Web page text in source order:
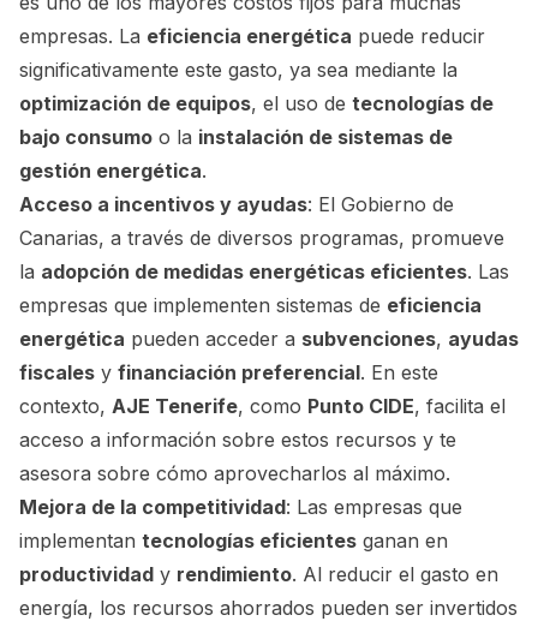
empresas. La eficiencia energética puede reducir
significativamente este gasto, ya sea mediante la
optimización de equipos, el uso de tecnologías de
bajo consumo o la instalación de sistemas de
gestión energética.
Acceso a incentivos y ayudas: El Gobierno de
Canarias, a través de diversos programas, promueve
la adopción de medidas energéticas eficientes. Las
empresas que implementen sistemas de eficiencia
energética pueden acceder a subvenciones, ayudas
fiscales y financiación preferencial. En este
contexto, AJE Tenerife, como Punto CIDE, facilita el
acceso a información sobre estos recursos y te
asesora sobre cómo aprovecharlos al máximo.
Mejora de la competitividad: Las empresas que
implementan tecnologías eficientes ganan en
productividad y rendimiento. Al reducir el gasto en
energía, los recursos ahorrados pueden ser invertidos